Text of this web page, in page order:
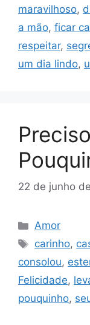
maravilhoso,
a mão, ficar
respeitar,
um dia lindo,
22 de junho
Categorias
Amor
Tags
carinho,
consolou,
Felicidade,
pouquinho,